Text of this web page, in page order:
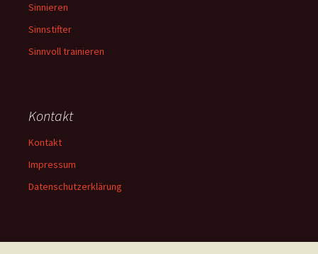
Sinnieren
Sinnstifter
Sinnvoll trainieren
Kontakt
Kontakt
Impressum
Datenschutzerklärung